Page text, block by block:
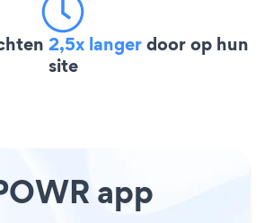
2,5x langerdoor op hun
site
app